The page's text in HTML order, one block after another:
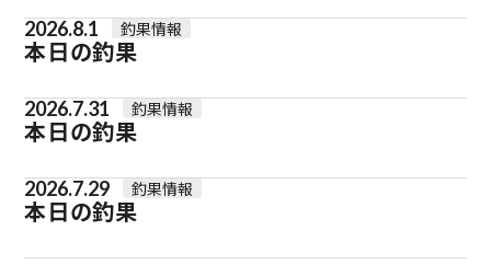
2026.8.1 釣果情報
本日の釣果
2026.7.31 釣果情報
本日の釣果
2026.7.29 釣果情報
本日の釣果